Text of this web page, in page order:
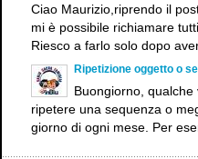
Ciao Maurizio,riprendo il
mi è possibile richiamare
Riesco a farlo solo dopo
Ripetizione oggetto o
Buongiorno,
ripetere una sequenza o
giorno di ogni mese. Per